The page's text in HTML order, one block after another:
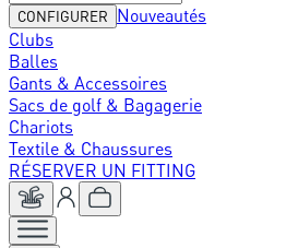
CONFIGURER
Nouveautés
Clubs
Balles
Gants & Accessoires
Sacs de golf & Bagagerie
Chariots
Textile & Chaussures
RÉSERVER UN FITTING